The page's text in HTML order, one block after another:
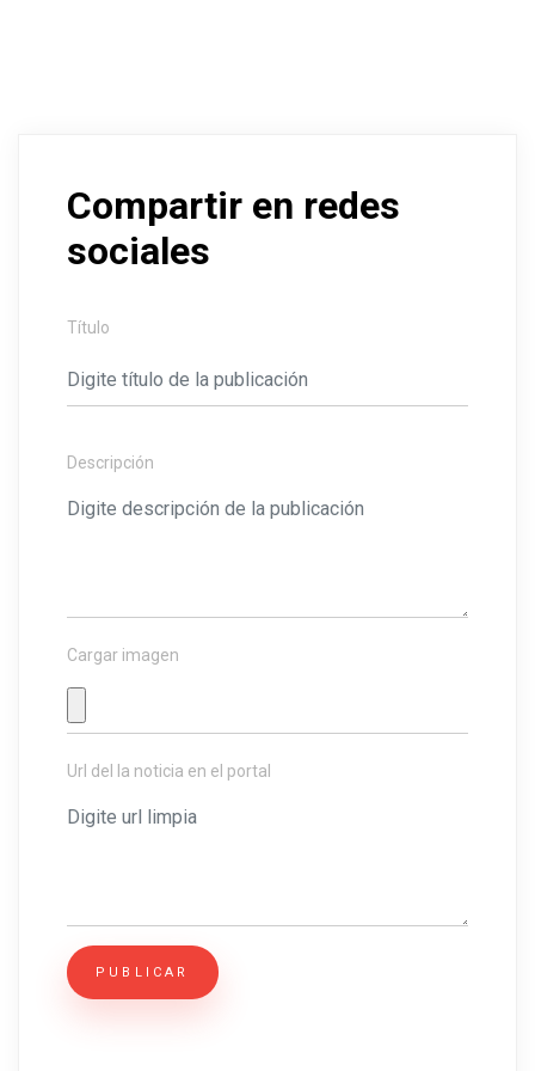
Compartir en redes
sociales
Título
Descripción
Cargar imagen
Url del la noticia en el portal